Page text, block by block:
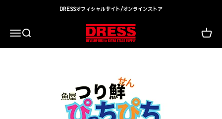
DRESSオフィシャルサイト/オンラインストア
メニュー
検索 DRESS(ドレス)|アウトドア・ウェア・釣り具カート